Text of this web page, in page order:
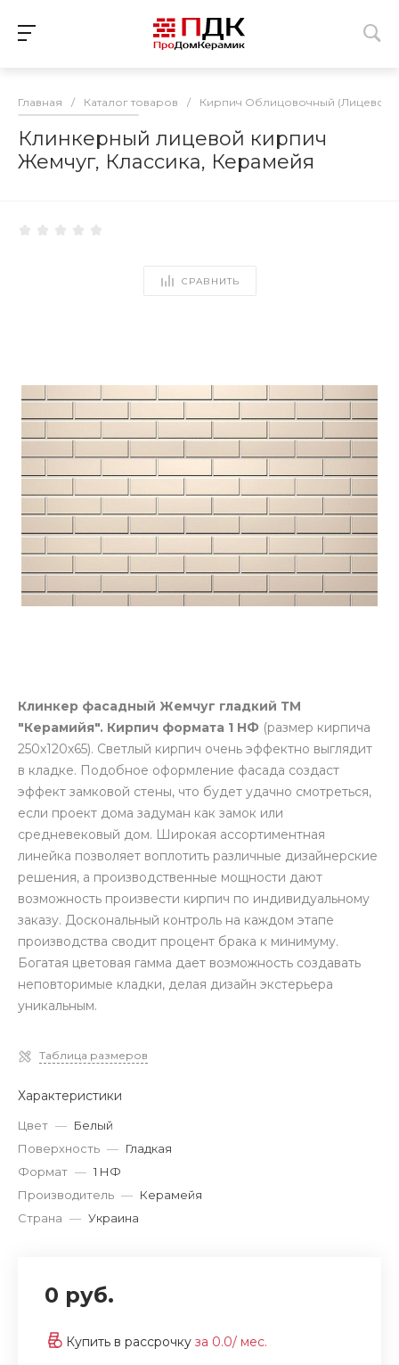
Главная / Каталог товаров / Кирпич Облицовочный (Лицевой)
Клинкерный лицевой кирпич
Жемчуг, Классика, Керамейя
СРАВНИТЬ
Клинкер фасадный Жемчуг гладкий ТМ
"Керамийя". Кирпич формата 1 НФ (размер кирпича
250х120х65). Светлый кирпич очень эффектно выглядит
в кладке. Подобное оформление фасада создаст
эффект замковой стены, что будет удачно смотреться,
если проект дома задуман как замок или
средневековый дом. Широкая ассортиментная
линейка позволяет воплотить различные дизайнерские
решения, а производственные мощности дают
возможность произвести кирпич по индивидуальному
заказу. Доскональный контроль на каждом этапе
производства сводит процент брака к минимуму.
Богатая цветовая гамма дает возможность создавать
неповторимые кладки, делая дизайн экстерьера
уникальным.
Таблица размеров
Характеристики
Цвет — Белый
Поверхность — Гладкая
Формат — 1 НФ
Производитель — Керамейя
Страна — Украина
0 руб.
Купить в рассрочку за 0.0/ мес.